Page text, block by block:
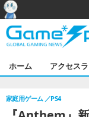
ホーム アクセス
家庭用ゲーム PS4